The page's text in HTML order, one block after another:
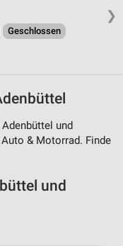
❯
Geschlossen
und
& Motorrad. Finde
und